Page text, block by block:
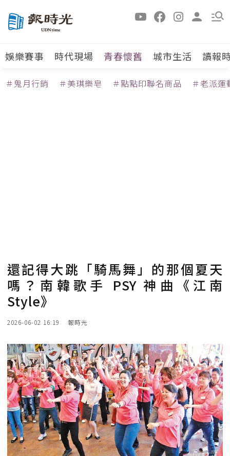
娛樂賽事 時代現場 青春懷舊 城市生活 讀報
＃鬼月行銷 ＃美琪樂皂 ＃點點印聯名商品 ＃老派運
還記得大跳「騎馬舞」的那個夏天
嗎？南韓歌手 PSY 神曲《江南
Style》
2026-06-02 16:19 報時光